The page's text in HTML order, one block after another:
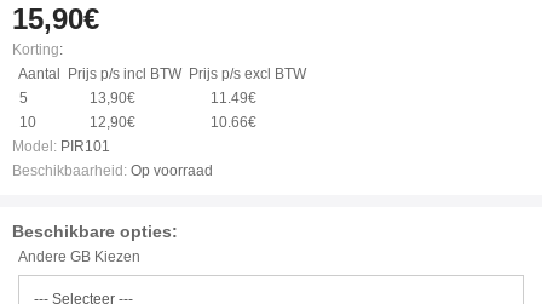
15,90€
Korting:
Aantal
Prijs p/s incl BTW Prijs p/s excl BTW
5
13,90€
11.49€
10
12,90€
10.66€
Model: PIR101
Beschikbaarheid: Op voorraad
Beschikbare opties:
Andere GB Kiezen